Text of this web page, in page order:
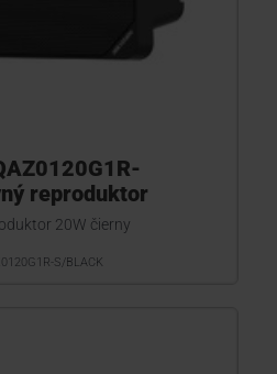
reproduktor
20W čierny
S/BLACK